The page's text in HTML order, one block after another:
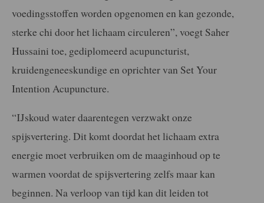
voedingsstoffen worden opgenomen en kan gezonde,
sterke chi door het lichaam circuleren”, voegt Saher
Hussaini toe, gediplomeerd acupuncturist,
kruidengeneeskundige en oprichter van Set Your
Intention Acupuncture.
“IJskoud water daarentegen verzwakt onze
spijsvertering. Dit komt doordat het lichaam extra
energie moet verbruiken om de maaginhoud op te
warmen voordat de spijsvertering zelfs maar kan
beginnen. Na verloop van tijd kan dit leiden tot